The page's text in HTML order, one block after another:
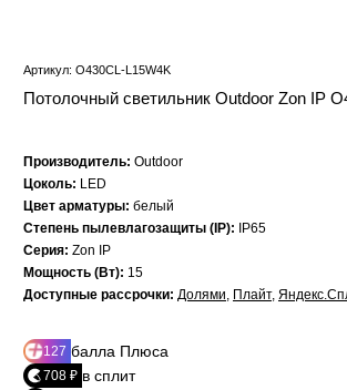
Артикул: O430CL-L15W4K
Потолочный светильник Outdoor Zon IP
Производитель: Outdoor
Цоколь: LED
Цвет арматуры: белый
Степень пылевлагозащиты (IP):
IP65
Серия: Zon IP
Мощность (Вт): 15
Доступные рассрочки: Долями, Плайт,
127 балла Плюса
708 ₽ в сплит